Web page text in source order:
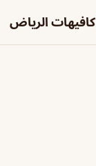
كافيهات الرياض